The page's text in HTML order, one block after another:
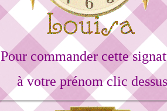
Pour commander cette
à votre prénom clic dessus